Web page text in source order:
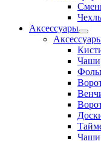
Аксессуары